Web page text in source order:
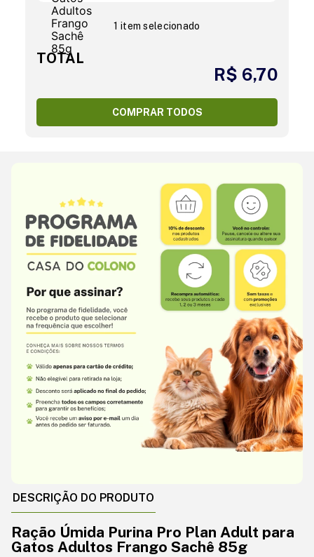
1 item selecionado
TOTAL
R$ 6,70
COMPRAR TODOS
DESCRIÇÃO DO PRODUTO
Ração Úmida Purina Pro Plan Adult para
Gatos Adultos Frango Sachê 85g